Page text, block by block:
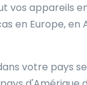
vos appareils
en Europe,
votre pays